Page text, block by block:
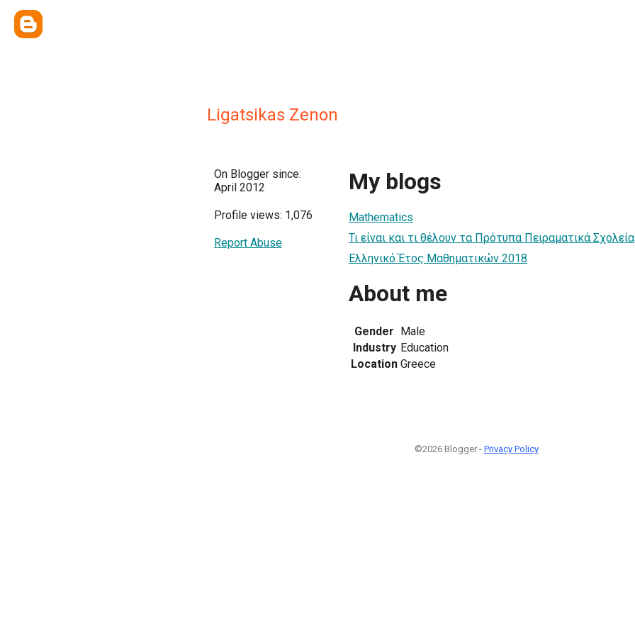
Ligatsikas Zenon
On Blogger since:
April 2012
Profile views: 1,076
Report Abuse
My blogs
Mathematics
Τι είναι και τι θέλουν τα Πρότυπα Πειραματικά Σχολεία
Ελληνικό Έτος Μαθηματικών 2018
About me
Gender Male
Industry Education
Location Greece
©2026 Blogger - Privacy Policy